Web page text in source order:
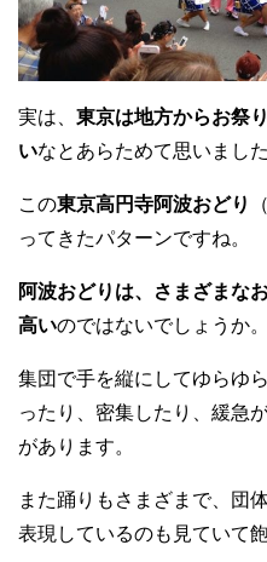
実は、 東京は地方からお祭
いなとあらためて思いました
この東京高円寺阿波おどり
ってきたパターンですね。
阿波おどりは、さまざまな
高いのではないでしょうか。
集団で手を縦にしてゆらゆ
ったり、密集したり、緩急
があります。
また踊りもさまざまで、団
表現しているのも見ていて